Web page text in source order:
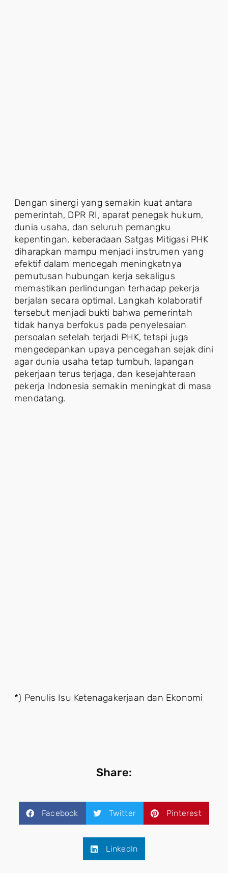
Dengan sinergi yang semakin kuat antara
pemerintah, DPR RI, aparat penegak hukum,
dunia usaha, dan seluruh pemangku
kepentingan, keberadaan Satgas Mitigasi PHK
diharapkan mampu menjadi instrumen yang
efektif dalam mencegah meningkatnya
pemutusan hubungan kerja sekaligus
memastikan perlindungan terhadap pekerja
berjalan secara optimal. Langkah kolaboratif
tersebut menjadi bukti bahwa pemerintah
tidak hanya berfokus pada penyelesaian
persoalan setelah terjadi PHK, tetapi juga
mengedepankan upaya pencegahan sejak dini
agar dunia usaha tetap tumbuh, lapangan
pekerjaan terus terjaga, dan kesejahteraan
pekerja Indonesia semakin meningkat di masa
mendatang.
*) Penulis Isu Ketenagakerjaan dan Ekonomi
Share:
Facebook Twitter Pinterest
LinkedIn